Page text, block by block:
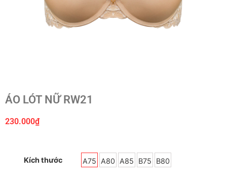
ÁO LÓT NỮ RW21
230.000₫
Kích thước A75 A80 A85 B75 B80